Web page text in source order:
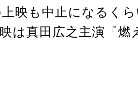
映も中止になるく
は真田広之主演『燃